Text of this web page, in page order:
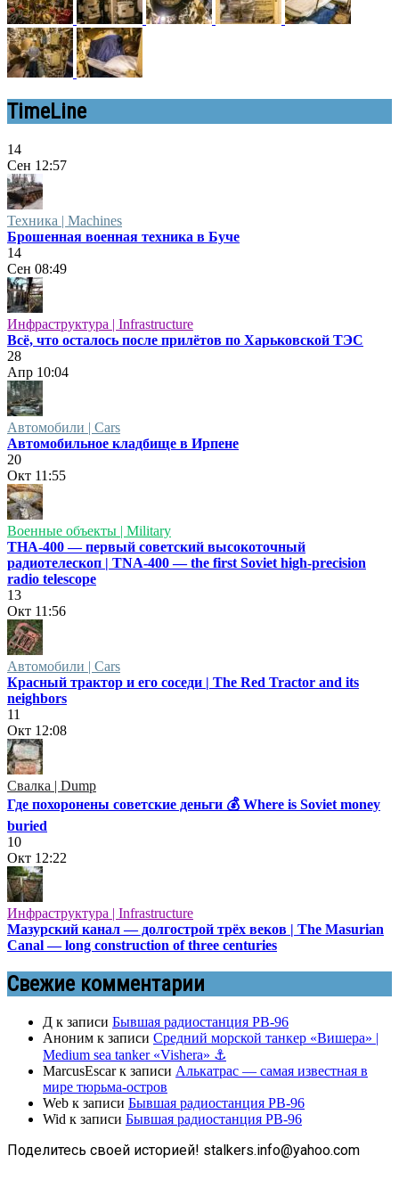
TimeLine
14
Сен 12:57
Техника | Machines
Брошенная военная техника в Буче
14
Сен 08:49
Инфраструктура | Infrastructure
Всё, что осталось после прилётов по Харьковской ТЭС
28
Апр 10:04
Автомобили | Cars
Автомобильное кладбище в Ирпене
20
Окт 11:55
Военные объекты | Military
ТНА-400 — первый советский высокоточный
радиотелескоп | TNA-400 — the first Soviet high-precision
radio telescope
13
Окт 11:56
Автомобили | Cars
Красный трактор и его соседи | The Red Tractor and its
neighbors
11
Окт 12:08
Свалка | Dump
Где похоронены советские деньги 💰 Where is Soviet money
buried
10
Окт 12:22
Инфраструктура | Infrastructure
Мазурский канал — долгострой трёх веков | The Masurian
Canal — long construction of three centuries
Свежие комментарии
Д к записи Бывшая радиостанция РВ-96
Аноним к записи Средний морской танкер «Вишера» |
Medium sea tanker «Vishera» ⚓
MarcusEscarк записи Алькатрас — самая известная в
мире тюрьма-остров
Web к записи Бывшая радиостанция РВ-96
Wid к записи Бывшая радиостанция РВ-96
Поделитесь своей историей! stalkers.info@yahoo.com